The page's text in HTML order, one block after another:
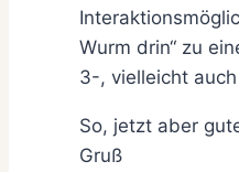
Wurm drin“ zu
3-, vielleicht
So, jetzt aber
Gruß